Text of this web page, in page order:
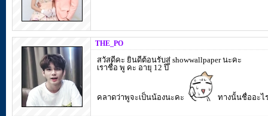
THE_PO
สวัสดีคะ ยินดีต้อนรับสู่ showwallpaper นะคะ
เราชื่อ พู คะ อายุ 12 ปี
คลาดว่าพูจะเป็นน้องนะคะ ทางนั้นชื่ออะไ